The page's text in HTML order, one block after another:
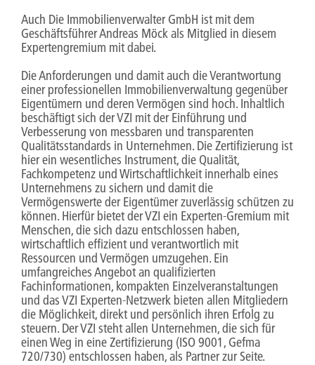
Auch Die Immobilienverwalter GmbH ist mit dem
Geschäftsführer Andreas Möck als Mitglied in diesem
Expertengremium mit dabei.
Die Anforderungen und damit auch die Verantwortung
einer professionellen Immobilienverwaltung gegenüber
Eigentümern und deren Vermögen sind hoch. Inhaltlich
beschäftigt sich der VZI mit der Einführung und
Verbesserung von messbaren und transparenten
Qualitätsstandards in Unternehmen. Die Zertifizierung ist
hier ein wesentliches Instrument, die Qualität,
Fachkompetenz und Wirtschaftlichkeit innerhalb eines
Unternehmens zu sichern und damit die
Vermögenswerte der Eigentümer zuverlässig schützen zu
können. Hierfür bietet der VZI ein Experten-Gremium mit
Menschen, die sich dazu entschlossen haben,
wirtschaftlich effizient und verantwortlich mit
Ressourcen und Vermögen umzugehen. Ein
umfangreiches Angebot an qualifizierten
Fachinformationen, kompakten Einzelveranstaltungen
und das VZI Experten-Netzwerk bieten allen Mitgliedern
die Möglichkeit, direkt und persönlich ihren Erfolg zu
steuern. Der VZI steht allen Unternehmen, die sich für
einen Weg in eine Zertifizierung (ISO 9001, Gefma
720/730) entschlossen haben, als Partner zur Seite.